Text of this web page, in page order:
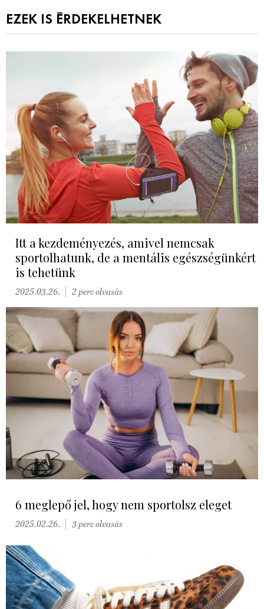
EZEK IS ÉRDEKELHETNEK
Itt a kezdeményezés, amivel nemcsak
sportolhatunk, de a mentális egészségünkért
is tehetünk
2025.03.26. 2 perc olvasás
6 meglepő jel, hogy nem sportolsz eleget
2025.02.26. 3 perc olvasás